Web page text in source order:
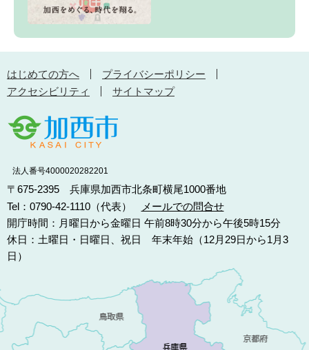
はじめての方へ
プライバシーポリシー
アクセシビリティ
サイトマップ
法人番号4000020282201
〒675-2395 兵庫県加西市北条町横尾1000番地
Tel：0790-42-1110（代表）
メールでの問合せ
開庁時間：月曜日から金曜日 午前8時30分から午後5時15分
休日：土曜日・日曜日、祝日 年末年始（12月29日から1月3
日）